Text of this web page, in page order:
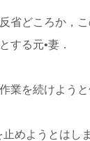
省どころか，
する元•妻．
業を続けようと
めようとはし